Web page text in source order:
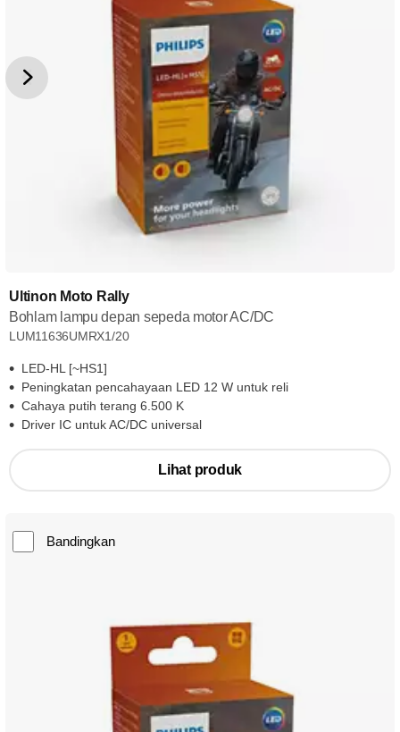
Ultinon Moto Rally
Bohlam lampu depan sepeda motor AC/DC
LUM11636UMRX1/20
LED-HL [~HS1]
Peningkatan pencahayaan LED 12 W untuk reli
Cahaya putih terang 6.500 K
Driver IC untuk AC/DC universal
Lihat produk
Bandingkan